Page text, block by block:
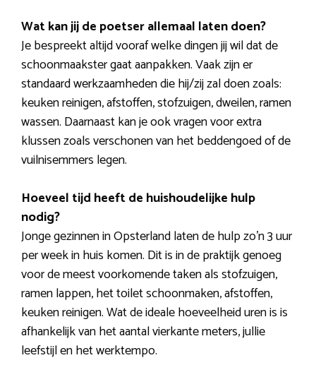
Wat kan jij de poetser allemaal laten doen?
Je bespreekt altijd vooraf welke dingen jij wil dat de
schoonmaakster gaat aanpakken. Vaak zijn er
standaard werkzaamheden die hij/zij zal doen zoals:
keuken reinigen, afstoffen, stofzuigen, dweilen, ramen
wassen. Daarnaast kan je ook vragen voor extra
klussen zoals verschonen van het beddengoed of de
vuilnisemmers legen.
Hoeveel tijd heeft de huishoudelijke hulp
nodig?
Jonge gezinnen in Opsterland laten de hulp zo’n 3 uur
per week in huis komen. Dit is in de praktijk genoeg
voor de meest voorkomende taken als stofzuigen,
ramen lappen, het toilet schoonmaken, afstoffen,
keuken reinigen. Wat de ideale hoeveelheid uren is is
afhankelijk van het aantal vierkante meters, jullie
leefstijl en het werktempo.